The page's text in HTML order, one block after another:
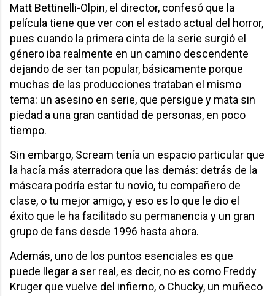
Matt Bettinelli-Olpin, el director, confesó que la
película tiene que ver con el estado actual del horror,
pues cuando la primera cinta de la serie surgió el
género iba realmente en un camino descendente
dejando de ser tan popular, básicamente porque
muchas de las producciones trataban el mismo
tema: un asesino en serie, que persigue y mata sin
piedad a una gran cantidad de personas, en poco
tiempo.
Sin embargo, Scream tenía un espacio particular que
la hacía más aterradora que las demás: detrás de la
máscara podría estar tu novio, tu compañero de
clase, o tu mejor amigo, y eso es lo que le dio el
éxito que le ha facilitado su permanencia y un gran
grupo de fans desde 1996 hasta ahora.
Además, uno de los puntos esenciales es que
puede llegar a ser real, es decir, no es como Freddy
Kruger que vuelve del infierno, o Chucky, un muñeco